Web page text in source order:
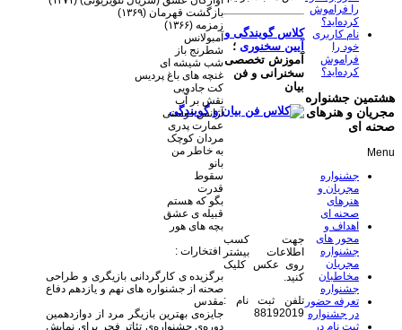
بازگشت قهرمان (۱۳۶۹)
زمزمه (۱۳۶۶)
آمبولانس
شطرنج باز
شب شیشه ای
غنچه های باغ پردیس
کت جادویی
نقش بر آب
آژانس دوستی
عمارت پدری
مردان کوچک
به خاطر من
بانو
سقوط
قدرت
بگو که هستم
قبیله ی عشق
بچه های هور
افتخارات :
برگزیده ی کارگردانی بازیگری و طراحی
صحنه از جشنواره های نهم و یازدهم دفاع
مقدس
جایزه‌ی بهترین بازیگر مرد از دوازدهمین
دوره‌ی جشنواره‌ی تئاتر فجر برای نمایش
کلاس گویندگی و
آیین سخنوری ؛
آموزش تخصصی
سخنرانی و فن
بیان
جهت کسب
اطلاعات بیشتر
روی عکس کلیک
کنید.
تلفن ثبت نام :
88192019
را فراموش
کرده‌اید؟
نام کاربری
خود را
فراموش
کرده‌اید؟
هشتمین جشنواره
مجریان و هنرهای
صحنه ای
Menu
جشنواره
مجریان و
هنرهای
صحنه ای
اهداف و
محور های
جشنواره
مجریان
مخاطبان
جشنواره
تعرفه حضور
در جشنواره
ثبت نام در